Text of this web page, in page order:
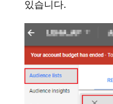
있습니다.